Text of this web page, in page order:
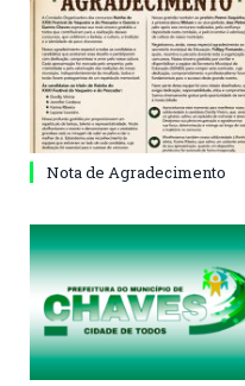
Nota de Agradecimento